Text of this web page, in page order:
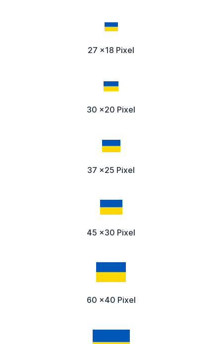
27 x18 Pixel
30 x20 Pixel
37 x25 Pixel
45 x30 Pixel
60 x40 Pixel